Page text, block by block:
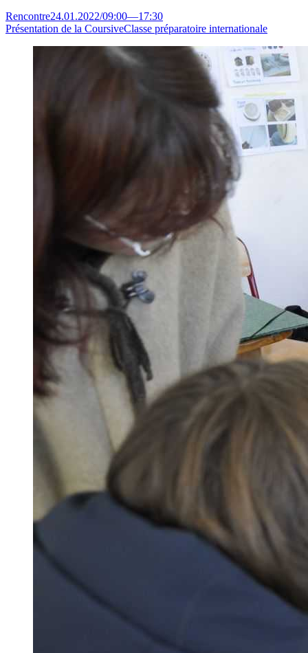
Rencontre24.01.2022/09:00—17:30
Présentation de la CoursiveClasse préparatoire internationale